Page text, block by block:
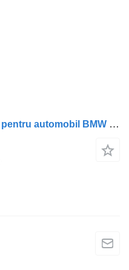
Țeavă de răcire 11658575739 pentru automobil BMW X7